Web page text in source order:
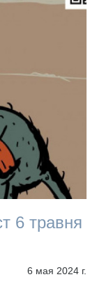
6 травня
6 мая 2024 г.